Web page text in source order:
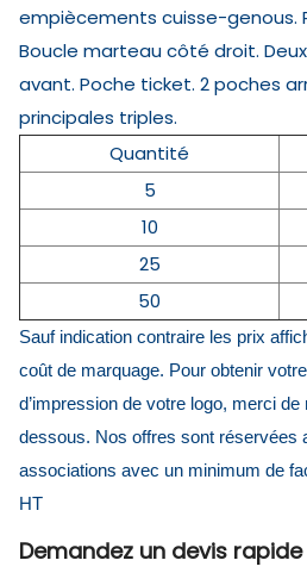
empiècements cuisse-genous.
Boucle marteau côté droit.
avant. Poche ticket. 2 poches
principales triples.
Quantité
5
10
25
50
Sauf indication contraire les prix
coût de marquage. Pour obtenir
d’impression de votre logo, merci
dessous. Nos offres sont réservées
associations avec un minimum de
HT
Demandez un devis rapide